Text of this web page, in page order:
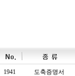
1941 도축증명서